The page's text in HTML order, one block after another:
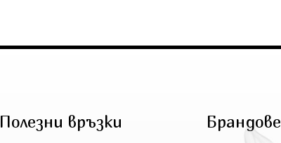
Полезни връзки Брандове